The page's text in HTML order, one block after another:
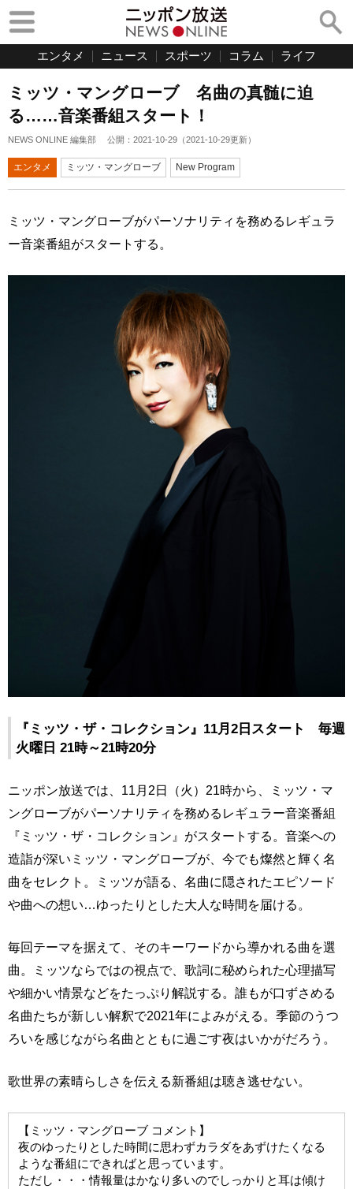
エンタメ ニュース スポーツ コラム ライフ
ミッツ・マングローブ 名曲の真髄に迫
る……音楽番組スタート！
NEWS ONLINE 編集部 公開： 2021-10-29 （2021-10-29更新）
エンタメ ミッツ・マングローブ New Program
ミッツ・マングローブがパーソナリティを務めるレギュラ
ー音楽番組がスタートする。
『ミッツ・ザ・コレクション』11月2日スタート 毎週
火曜日 21時～21時20分
ニッポン放送では、11月2日（火）21時から、ミッツ・マ
ングローブがパーソナリティを務めるレギュラー音楽番組
『ミッツ・ザ・コレクション』がスタートする。音楽への
造詣が深いミッツ・マングローブが、今でも燦然と輝く名
曲をセレクト。ミッツが語る、名曲に隠されたエピソード
や曲への想い…ゆったりとした大人な時間を届ける。
毎回テーマを据えて、そのキーワードから導かれる曲を選
曲。ミッツならではの視点で、歌詞に秘められた心理描写
や細かい情景などをたっぷり解説する。誰もが口ずさめる
名曲たちが新しい解釈で2021年によみがえる。季節のうつ
ろいを感じながら名曲とともに過ごす夜はいかがだろう。
歌世界の素晴らしさを伝える新番組は聴き逃せない。
【ミッツ・マングローブ コメント】
夜のゆったりとした時間に思わずカラダをあずけたくなる
ような番組にできればと思っています。
ただし・・・情報量はかなり多いのでしっかりと耳は傾け